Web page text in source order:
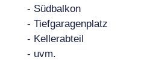
- Südbalkon
- Tiefgaragenplatz
- Kellerabteil
- uvm.